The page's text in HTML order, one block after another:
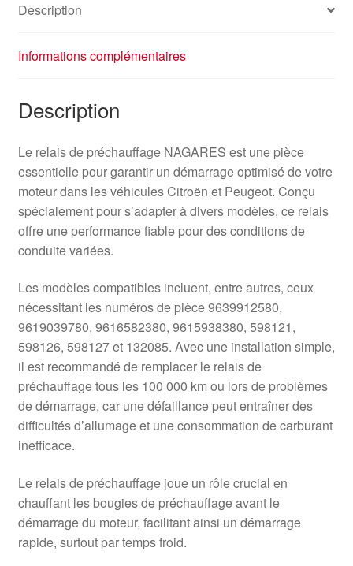
Description
Informations complémentaires
Description
Le relais de préchauffage NAGARES est une pièce
essentielle pour garantir un démarrage optimisé de votre
moteur dans les véhicules Citroën et Peugeot. Conçu
spécialement pour s’adapter à divers modèles, ce relais
offre une performance fiable pour des conditions de
conduite variées.
Les modèles compatibles incluent, entre autres, ceux
nécessitant les numéros de pièce 9639912580,
9619039780, 9616582380, 9615938380, 598121,
598126, 598127 et 132085. Avec une installation simple,
il est recommandé de remplacer le relais de
préchauffage tous les 100 000 km ou lors de problèmes
de démarrage, car une défaillance peut entraîner des
difficultés d’allumage et une consommation de carburant
inefficace.
Le relais de préchauffage joue un rôle crucial en
chauffant les bougies de préchauffage avant le
démarrage du moteur, facilitant ainsi un démarrage
rapide, surtout par temps froid.